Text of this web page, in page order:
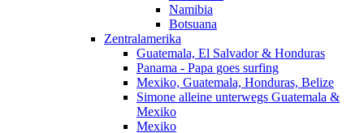
Namibia
Botsuana
Zentralamerika
Guatemala, El Salvador & Honduras
Panama - Papa goes surfing
Mexiko, Guatemala, Honduras, Belize
Simone alleine unterwegs Guatemala &
Mexiko
Mexiko